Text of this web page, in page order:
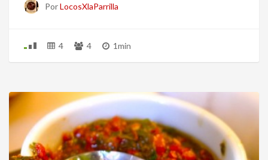
PorLocosXlaParrilla
4 4 1min